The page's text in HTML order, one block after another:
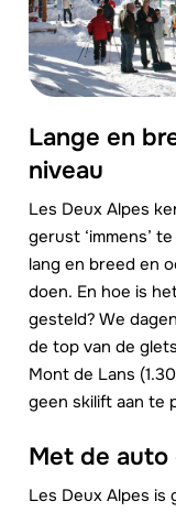
Lange en
niveau
Les Deux Alpes
gerust ‘immens’
lang en breed en
doen. En hoe is
gesteld? We
de top van de
Mont de Lans
geen skilift aan te
Met de
Les Deux Alpes is